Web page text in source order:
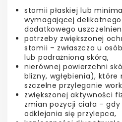
stomii płaskiej lub
wymagającej
dodatkowego
potrzeby zwiększonej
stomii – zwłaszcza u
lub podrażnioną skórą,
nierównej powierzchni
blizny, wgłębienia),
szczelne przyleganie
zwiększonej aktywności
zmian pozycji ciała –
odklejania się przylepca,